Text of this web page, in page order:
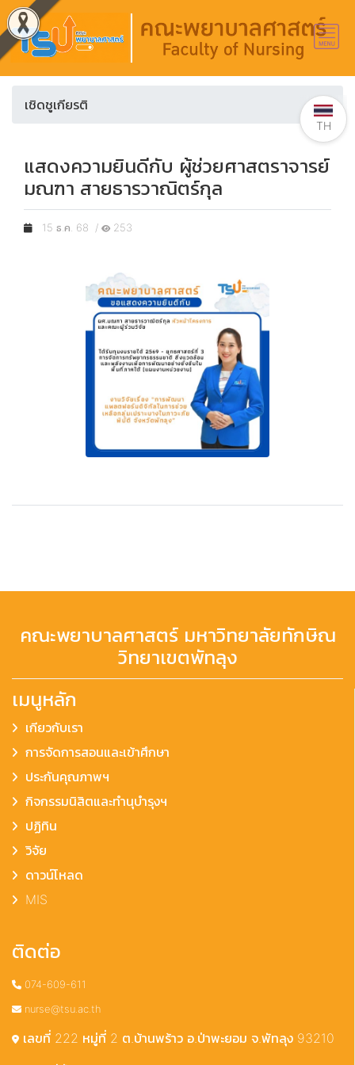
เชิดชูเกียรติ
แสดงความยินดีกับ ผู้ช่วยศาสตราจารย์
มณฑา สายธารวาณิตร์กุล
15 ธ.ค. 68 / 253
คณะพยาบาลศาสตร์ มหาวิทยาลัยทักษิณ
วิทยาเขตพัทลุง
เมนูหลัก
เกียวกับเรา
การจัดการสอนและเข้าศึกษา
ประกันคุณภาพฯ
กิจกรรมนิสิตและทำนุบำรุงฯ
ปฏิทิน
วิจัย
ดาวน์โหลด
MIS
ติดต่อ
074-609-611
nurse@tsu.ac.th
เลขที่ 222 หมู่ที่ 2 ต.บ้านพร้าว อ.ป่าพะยอม จ.พัทลุง 93210
TH